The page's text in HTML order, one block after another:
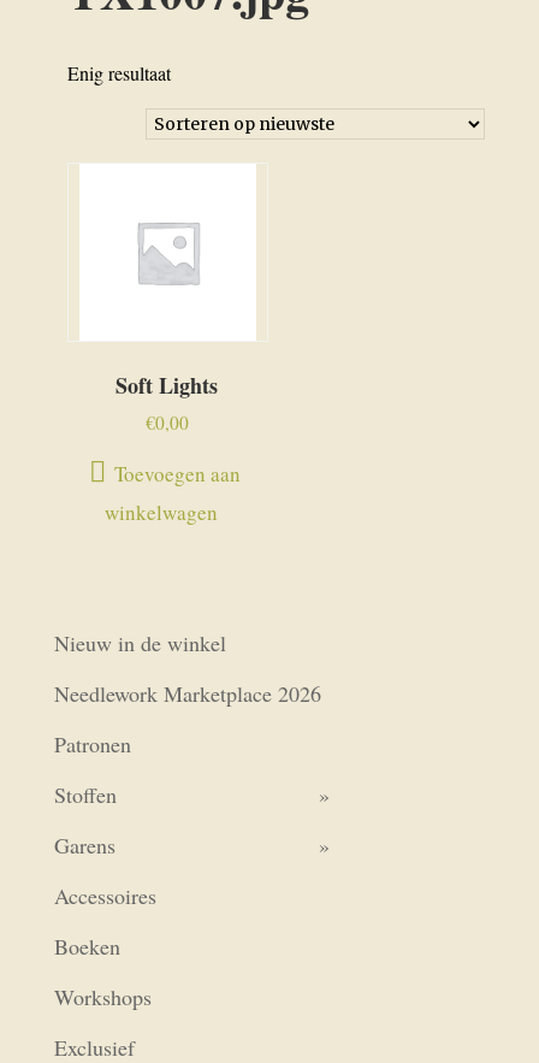
Enig resultaat
Soft Lights
€0,00
Toevoegen aan
winkelwagen
Nieuw in de winkel
Needlework Marketplace 2026
Patronen
Stoffen
Garens
Accessoires
Boeken
Workshops
Exclusief